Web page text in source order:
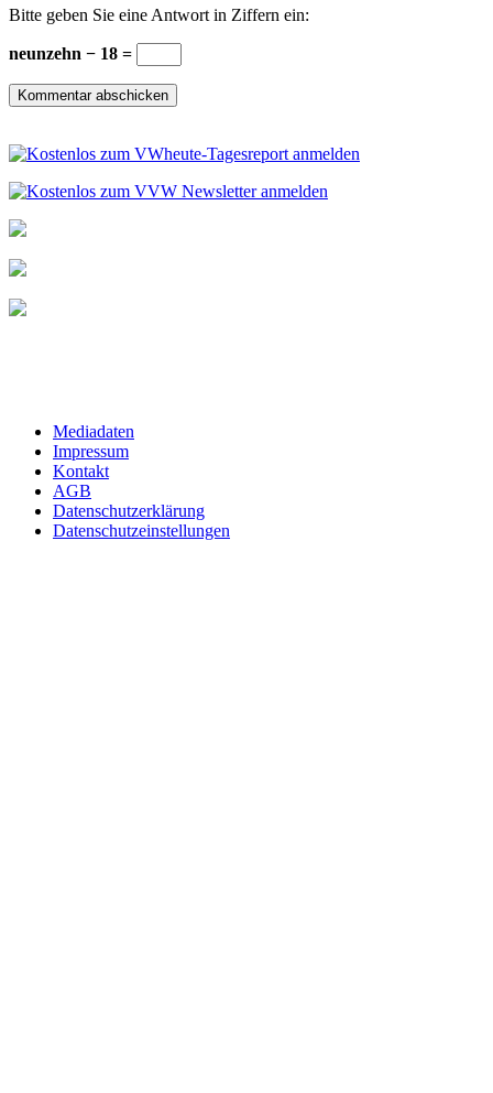
Bitte geben Sie eine Antwort in Ziffern ein:
neunzehn − 18 =
Mediadaten
Impressum
Kontakt
AGB
Datenschutzerklärung
Datenschutzeinstellungen